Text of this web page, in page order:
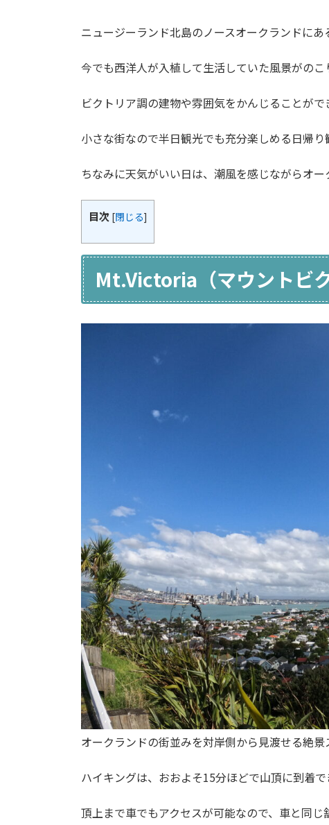
ニュージーランド北島のノースオークランドにあ
今でも西洋人が入植して生活していた風景がのこ
ビクトリア調の建物や雰囲気をかんじることがで
小さな街なので半日観光でも充分楽しめる日帰
ちなみに天気がいい日は、潮風を感じながらオ
目次 [閉じる]
Mt.Victoria（マウントビ
オークランドの街並みを対岸側から見渡せる絶景
ハイキングは、おおよそ15分ほどで山頂に到着
頂上まで車でもアクセスが可能なので、車と同